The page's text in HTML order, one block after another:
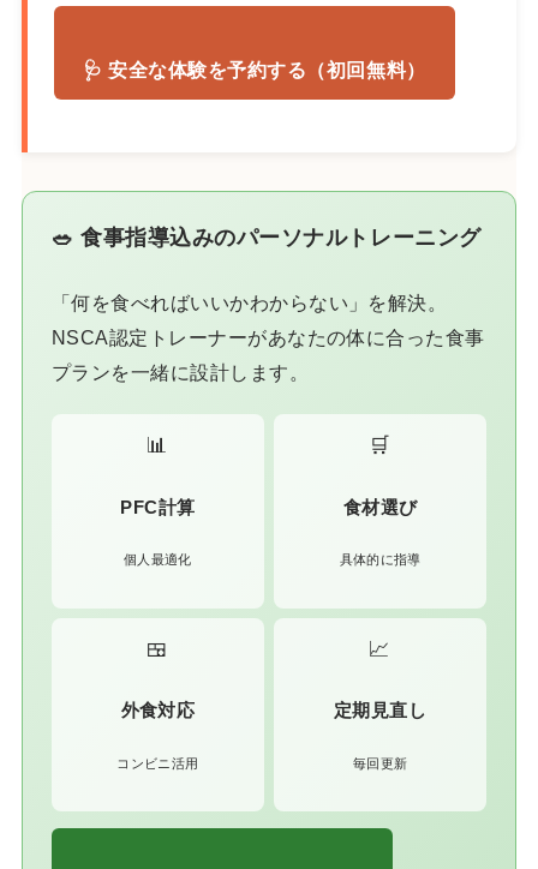
🩺 安全な体験を予約する（初回無料）
🥗 食事指導込みのパーソナルトレーニング
「何を食べればいいかわからない」を解決。
NSCA認定トレーナーがあなたの体に合った食事
プランを一緒に設計します。
📊
PFC計算
個人最適化
🛒
食材選び
具体的に指導
🍱
外食対応
コンビニ活用
📈
定期見直し
毎回更新